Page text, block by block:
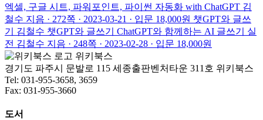
엑셀, 구글 시트, 파워포인트, 파이썬 자동화 with ChatGPT 김
철수 지음 · 272쪽 · 2023-03-21 · 입문 18,000원 챗GPT와 글쓰
기
김철수 챗GPT와 글쓰기
ChatGPT와 함께하는 AI 글쓰기 실
전 김철수 지음 · 248쪽 · 2023-02-28 · 입문 18,000원
위키북스
경기도 파주시 문발로 115 세종출판벤처타운 311호 위키북스
Tel: 031-955-3658, 3659
Fax: 031-955-3660
도서